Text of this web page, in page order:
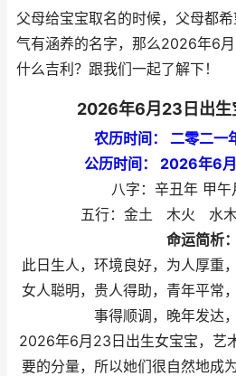
父母给宝宝取名的时候，父母都
气有涵养的名字，那么2026年6
什么吉利？跟我们一起了解下！
2026年6月23日出生
农历时间： 二零二一
公历时间： 2026年6
八字：辛丑年 甲午
五行：金土 木火 水
命运简析：
此日生人，环境良好，为人厚重
女人聪明，贵人得助，青年平常
事得顺调，晚年发达
2026年6月23日出生女宝宝，艺
要的分量，所以她们很自然地成